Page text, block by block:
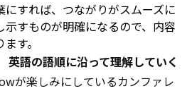
すれば、つながりがスムーズに
すものが明確になるので、内容
す。
英語の語順に沿って理解していく
が楽しみにしているカンファレ